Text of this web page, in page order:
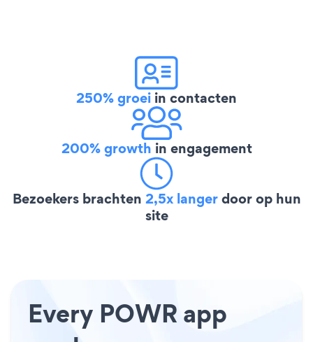
250% groei in contacten
200% growth in engagement
Bezoekers brachten 2,5x langerdoor op hun
site
Every POWR app